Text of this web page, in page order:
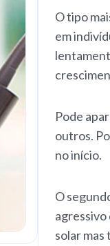
O tipo
em
Pode
outros.
no início.
O
agressivo
solar